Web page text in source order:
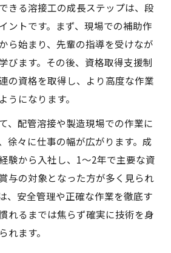
きる溶接工の成長ステップは、段
ントです。まず、現場での補助作
ら始まり、先輩の指導を受けなが
びます。その後、資格取得支援制
の資格を取得し、より高度な作業
うになります。
、配管溶接や製造現場での作業に
徐々に仕事の幅が広がります。成
験から入社し、1〜2年で主要な資
与の対象となった方が多く見られ
、安全管理や正確な作業を徹底す
れるまでは焦らず確実に技術を身
れます。